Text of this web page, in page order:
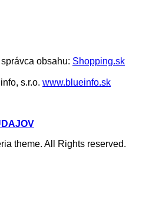
obsahu: Shopping.sk
s.r.o. www.blueinfo.sk
theme. All Rights reserved.